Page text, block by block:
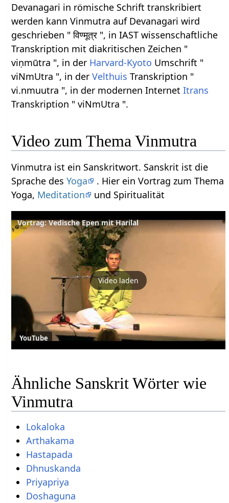
Devanagari in römische Schrift transkribiert
werden kann Vinmutra auf Devanagari wird
geschrieben " विण्मूत्र ", in IAST wissenschaftliche
Transkription mit diakritischen Zeichen "
viṇmūtra ", in der Harvard-Kyoto Umschrift "
viNmUtra ", in derVelthuis Transkription "
vi.nmuutra ", in der modernen InternetItrans
Transkription " viNmUtra ".
Video zum Thema Vinmutra
Vinmutra ist ein Sanskritwort. Sanskrit ist die
Sprache desYoga
. Hier ein Vortrag zum Thema
Yoga, Meditation und Spiritualität
Vortrag: Vedische Epen mit Harilal
Video laden
YouTube
Ähnliche Sanskrit Wörter wie
Vinmutra
Lokaloka
Arthakama
Hastapada
Dhnuskanda
Priyapriya
Doshaguna